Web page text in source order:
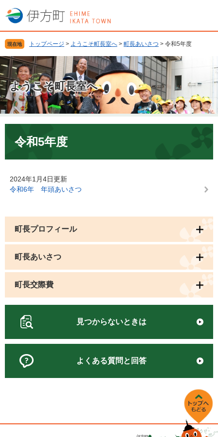
ー
先
頭
で
す
。
ニ
を
飛
ば
し
て
本
文
現在地 トップページ > ようこそ町長室へ > 町長あいさつ > 令和5年度
ようこそ町長室へ
令和5年度
2024年1月4日更新
令和6年 年頭あいさつ
町長プロフィール
町長あいさつ
町長交際費
見つからないときは
よくある質問と回答